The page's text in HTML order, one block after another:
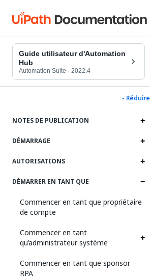
Guide utilisateur d'Automation
Hub
Automation Suite · 2022.4
- Réduire
NOTES DE PUBLICATION
DÉMARRAGE
AUTORISATIONS
DÉMARRER EN TANT QUE
Commencer en tant que propriétaire
de compte
Commencer en tant
qu’administrateur système
Commencer en tant que sponsor
RPA